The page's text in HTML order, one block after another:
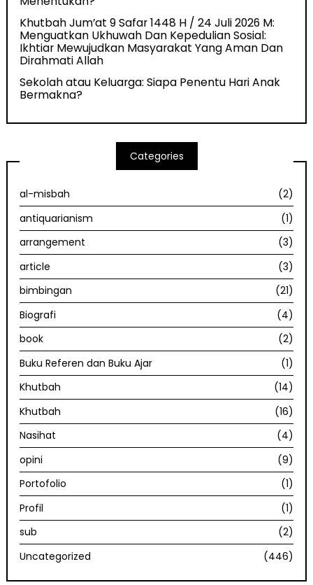
Khutbah Jum’at 9 Safar 1448 H / 24 Juli 2026 M:
Menguatkan Ukhuwah Dan Kepedulian Sosial:
Ikhtiar Mewujudkan Masyarakat Yang Aman Dan
Dirahmati Allah
Sekolah atau Keluarga: Siapa Penentu Hari Anak
Bermakna?
Categories
al-misbah
(2)
antiquarianism
(1)
arrangement
(3)
article
(3)
bimbingan
(21)
Biografi
(4)
book
(2)
Buku Referen dan Buku Ajar
(1)
Khutbah
(14)
Khutbah
(16)
Nasihat
(4)
opini
(9)
Portofolio
(1)
Profil
(1)
sub
(2)
Uncategorized
(446)